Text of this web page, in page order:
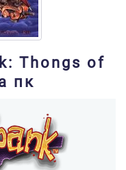
Thongs of
пк